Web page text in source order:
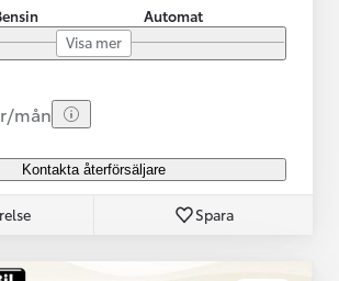
Automat
Visa mer
mån
Kontakta återförsäljare
Spara